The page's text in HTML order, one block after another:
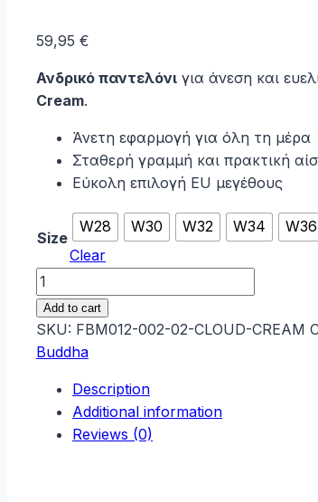
59,95 €
Ανδρικό παντελόνι για άνεση και
Cream.
Άνετη εφαρμογή για όλη τη μέρα
Σταθερή γραμμή και πρακτική
Εύκολη επιλογή EU μεγέθους
Size
W28 W30 W32 W34 W36
Clear
Funky
Buddha
Ανδρικό
Cargo
FBM012-
002-
02-
Add to cart
SKU: FBM012-002-02-CLOUD-CREAM
Buddha
Description
Additional information
Reviews (0)